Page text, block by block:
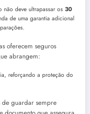
deve ultrapassar os 30
de uma garantia adicional
oferecem seguros
abrangem:
reforçando a proteção do
de guardar sempre